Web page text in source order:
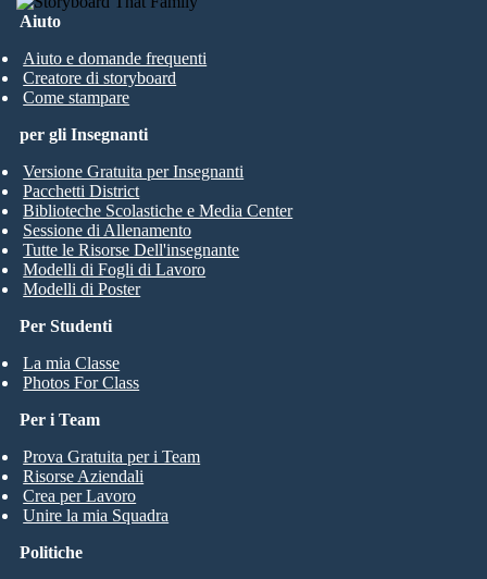
Aiuto
Aiuto e domande frequenti
Creatore di storyboard
Come stampare
Per Studenti
La mia Classe
Photos For Class
per gli Insegnanti
Versione Gratuita per Insegnanti
Pacchetti District
Biblioteche Scolastiche e Media Center
Sessione di Allenamento
Tutte le Risorse Dell'insegnante
Modelli di Fogli di Lavoro
Modelli di Poster
Per i Team
Prova Gratuita per i Team
Risorse Aziendali
Crea per Lavoro
Unire la mia Squadra
Politiche